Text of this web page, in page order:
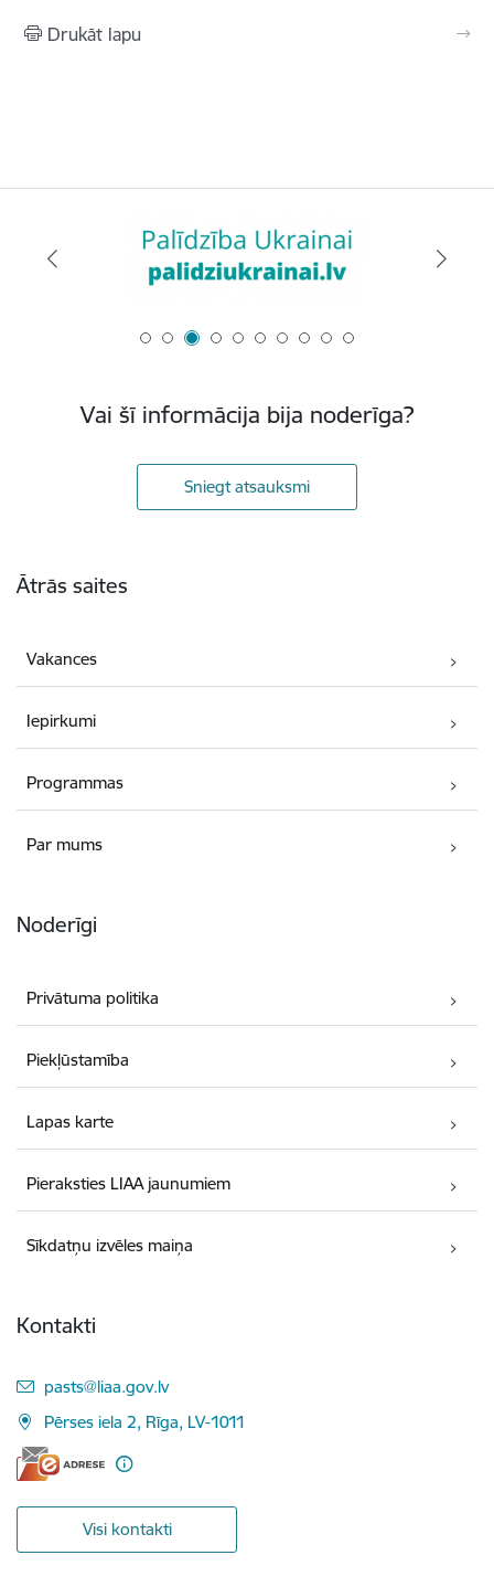
Drukāt lapu
Vai šī informācija bija noderīga?
Sniegt atsauksmi
Ātrās saites
Vakances
Iepirkumi
Programmas
Par mums
Noderīgi
Privātuma politika
Piekļūstamība
Lapas karte
Pieraksties LIAA jaunumiem
Sīkdatņu izvēles maiņa
Kontakti
E-pasts:
pasts@liaa.gov.lv
Pērses iela 2, Rīga, LV-1011
Visi kontakti